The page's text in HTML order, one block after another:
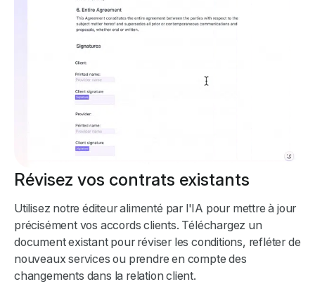
Révisez vos contrats existants
Utilisez notre éditeur alimenté par l'IA pour mettre à jour
précisément vos accords clients. Téléchargez un
document existant pour réviser les conditions, refléter de
nouveaux services ou prendre en compte des
changements dans la relation client.